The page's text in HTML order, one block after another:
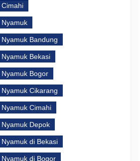
Bandung
Bekasi
Bogor
Cikarang
Cimahi
Depok
di Bekasi
di Bogor